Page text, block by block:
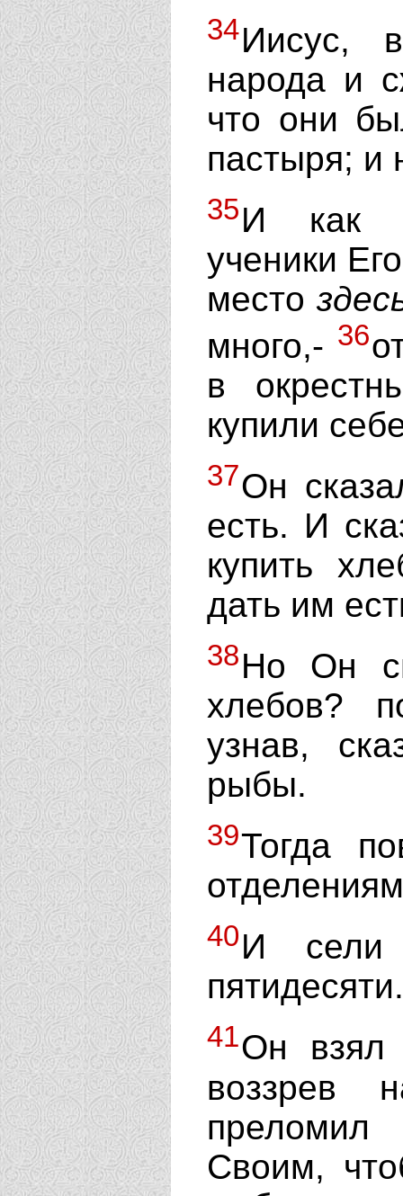
34Иисус,
народа и
что они
пастыря; и
35И как
ученики
место
много,- 36
в
купили
37Он
есть. И
купить
дать им
38Но Он
хлебов?
узнав,
рыбы.
39Тогда
40И
пятидесяти.
41Он взял
воззрев
Своим,